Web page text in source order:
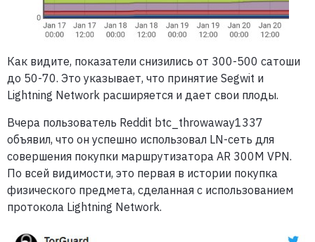
Как видите, показатели снизились от 300-500 сатоши
до 50-70. Это указывает, что принятие Segwit и
Lightning Network расширяется и дает свои плоды.
Вчера пользователь Reddit btc_throwaway1337
объявил, что он успешно использовал LN-сеть для
совершения покупки маршрутизатора AR 300M VPN.
По всей видимости, это первая в истории покупка
физического предмета, сделанная с использованием
протокола Lightning Network.